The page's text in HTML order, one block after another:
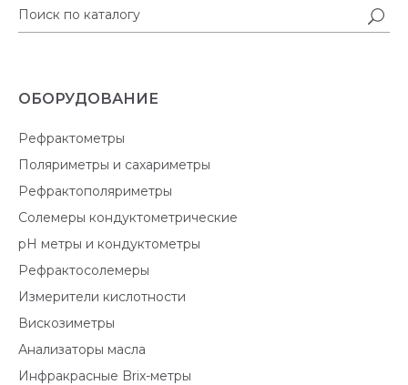
ОБОРУДОВАНИЕ
Рефрактометры
Поляриметры и сахариметры
Рефрактополяриметры
Солемеры кондуктометрические
pH метры и кондуктометры
Рефрактосолемеры
Измерители кислотности
Вискозиметры
Анализаторы масла
Инфракрасные Brix-метры